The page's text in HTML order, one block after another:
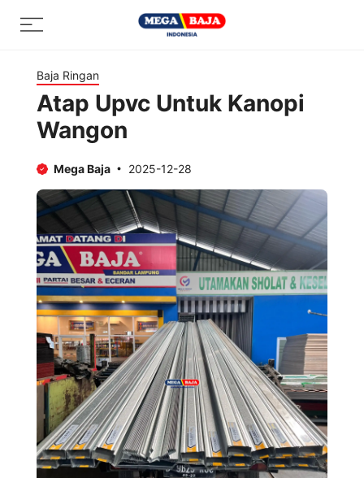
Menu
Baja Ringan
Atap Upvc Untuk Kanopi
Wangon
Mega Baja 2025-12-28